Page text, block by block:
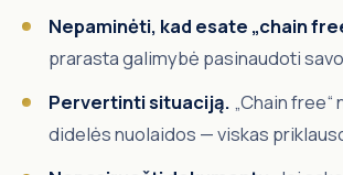
Nepaminėti, kad esate „chain
prarasta galimybė pasinaudoti
Pervertinti situaciją. „Chain
didelės nuolaidos — viskas